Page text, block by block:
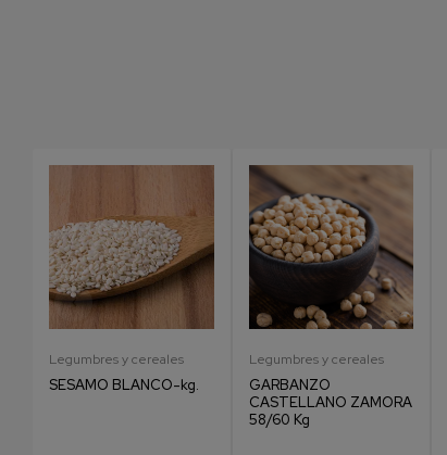
Legumbres y cereales
SESAMO BLANCO-kg.
Legumbres y cereales
GARBANZO
CASTELLANO ZAMORA
58/60 Kg